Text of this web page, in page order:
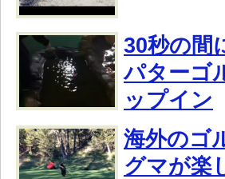
30秒の間
パターゴ
ップイン
海外のゴ
グマが楽